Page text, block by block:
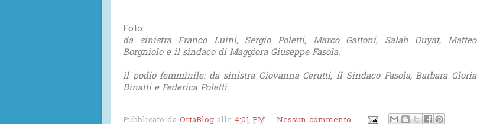
Foto:
da sinistra Franco Luini, Sergio Poletti, Marco Gattoni, Salah Ouyat, Matteo
Borgniolo e il sindaco di Maggiora Giuseppe Fasola.
il podio femminile: da sinistra Giovanna Cerutti, il Sindaco Fasola, Barbara Gloria
Binatti e Federica Poletti
Pubblicato da OrtaBlog alle 4:01 PM
Nessun commento: